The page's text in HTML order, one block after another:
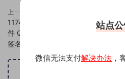
上一篇
1174头像psd素材源码模板源文
件 QQ微信抖音快手小红书很火的
签名百家姓氏头像制作教程软件
件
站点
微信无法支付解决办法 ，